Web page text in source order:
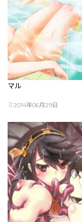
マル
2014年06月29日